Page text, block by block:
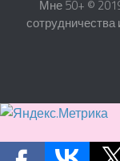
Мне 50+ ©